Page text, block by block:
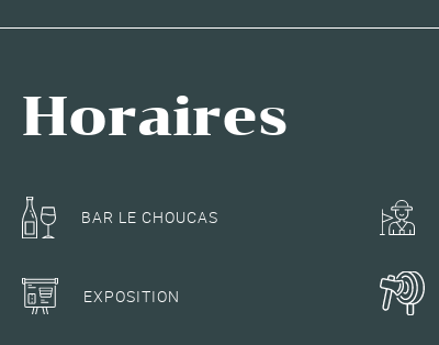
Horaires
BAR LE CHOUCAS
EXPOSITION